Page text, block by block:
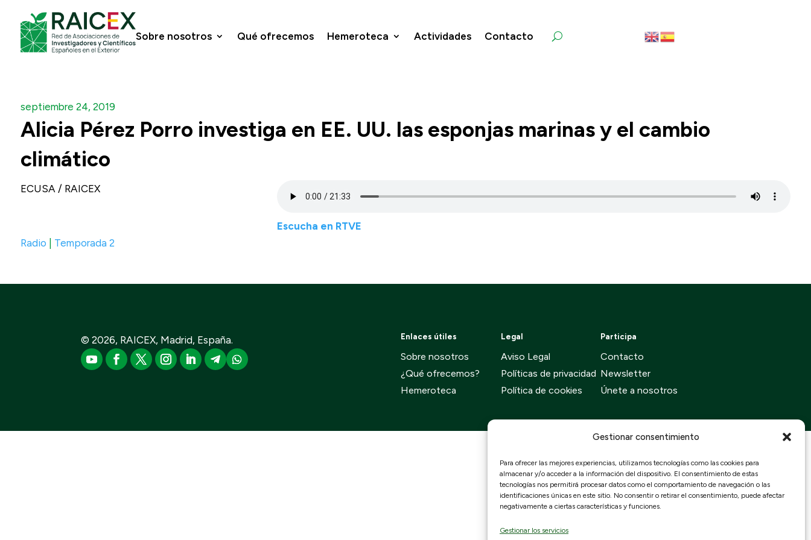
Gestionar consentimiento
Para ofrecer las mejores experiencias, utilizamos tecnologías como las cookies para
almacenar y/o acceder a la información del dispositivo. El consentimiento de estas
tecnologías nos permitirá procesar datos como el comportamiento de navegación o las
identificaciones únicas en este sitio. No consentir o retirar el consentimiento, puede afectar
negativamente a ciertas características y funciones.
Gestionar los servicios
Sobre nosotros Qué ofrecemos Hemeroteca Actividades Contacto
septiembre 24, 2019
Alicia Pérez Porro investiga en EE. UU. las esponjas marinas y el cambio
climático
ECUSA / RAICEX
Escucha en RTVE
Radio
Temporada 2
© 2026, RAICEX, Madrid, España. Enlaces útiles
Sobre nosotros
¿Qué ofrecemos?
Hemeroteca
Legal
Aviso Legal
Políticas de privacidad
Política de cookies
Participa
Contacto
Newsletter
Únete a nosotros